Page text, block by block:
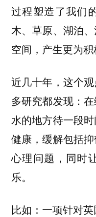
过程塑造了我们
木、草原、湖泊
空间，产生更为积
近几十年，这个
多研究都发现：
水的地方待一段
健康，缓解包括
心理问题，同时
乐。
比如：一项针对